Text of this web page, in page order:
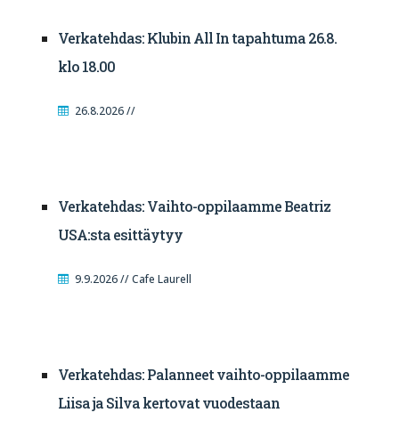
Verkatehdas: Klubin All In tapahtuma 26.8.
klo 18.00
26.8.2026 //
Verkatehdas: Vaihto-oppilaamme Beatriz
USA:sta esittäytyy
9.9.2026 // Cafe Laurell
Verkatehdas: Palanneet vaihto-oppilaamme
Liisa ja Silva kertovat vuodestaan